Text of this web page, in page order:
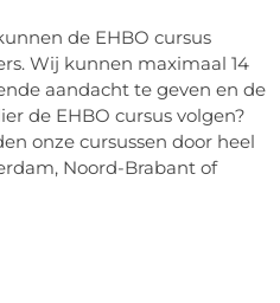
de EHBO cursus
Wij kunnen maximaal 14
aandacht te geven en de
de EHBO cursus volgen?
onze cursussen door heel
Noord-Brabant of